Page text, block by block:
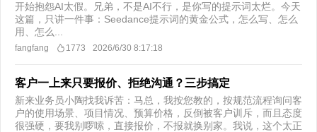
开始抱怨AI太假。兄弟，不是AI不行，是你写的提示词太烂。今天
这篇，只讲一件事：Seedance提示词的黄金公式，怎么写、怎么
用、怎么...
fangfang 1773 2026/6/30 8:17:18
客户一上来只要报价、拒绝沟通？三步搞定
新来业务员小陶找我诉苦：马总，我按您教的，按规范流程询问客
户的使用场景、项目情况、预算价格，反倒被客户训斥，而且态度
很强硬，要我别啰嗦，直接报价，不报就换别家。我说，这个太正